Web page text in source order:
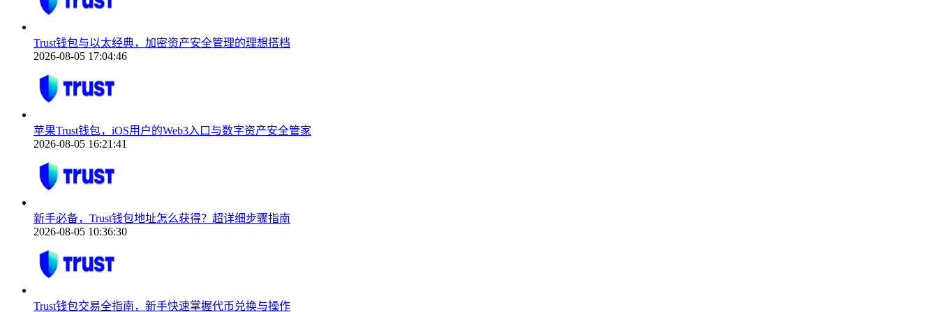
Trust钱包与以太经典，加密资产安全管理的理想搭档
2026-08-05 17:04:46
苹果Trust钱包，iOS用户的Web3入口与数字资产安全管家
2026-08-05 16:21:41
新手必备，Trust钱包地址怎么获得？超详细步骤指南
2026-08-05 10:36:30
Trust钱包交易全指南，新手快速掌握代币兑换与操作